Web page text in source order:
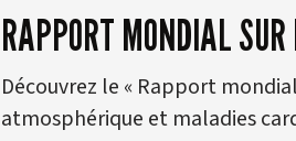
RAPPORT MONDIAL
Découvrez le « Rapport
atmosphérique et maladies